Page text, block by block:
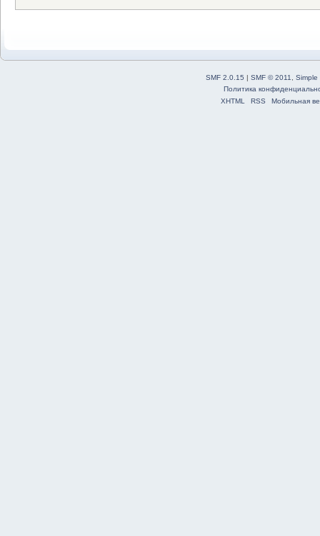
SMF 2.0.15 | SMF © 2011
Simple
Политика
XHTML
RSS Мобильная